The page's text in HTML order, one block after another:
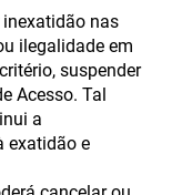
nas
ilegalidade em
suspender
Acesso. Tal
a
exatidão e